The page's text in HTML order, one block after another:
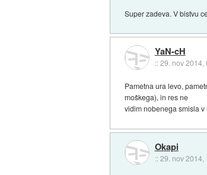
Super zadeva. V bistvu
YaN-cH
::29. nov 2014,
Pametna ura levo,
moškega), in res ne
vidim nobenega smisla
Okapi
::29. nov 2014,